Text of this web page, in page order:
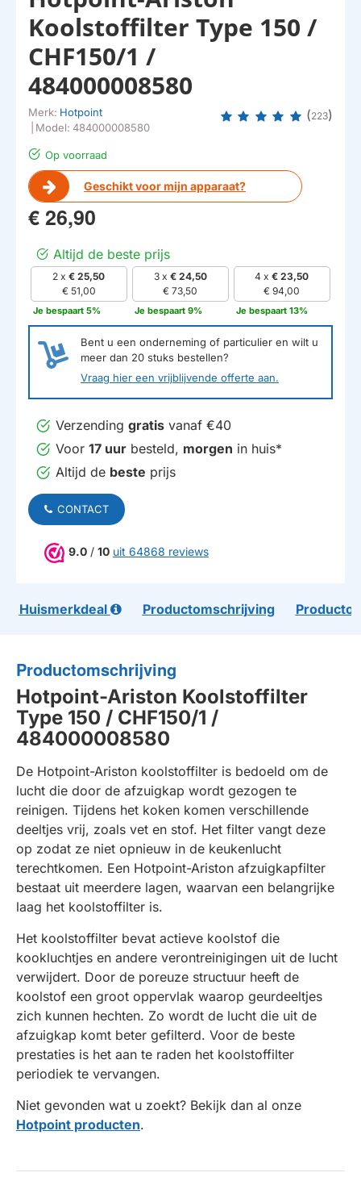
Op voorraad
Geschikt voor mijn apparaat?
Koolstoffilter Type 150 /
CHF150/1 /
484000008580
Merk: Hotpoint
Model: 484000008580
(223)
€ 26,90
Altijd de beste prijs
2 x€ 25,50
€ 51,00
Je bespaart 5%
3 x € 24,50
€ 73,50
Je bespaart 9%
4 x€ 23,50
€ 94,00
Je bespaart 13%
Bent u een onderneming of particulier en wilt u
meer dan 20 stuks bestellen?
Vraag hier een vrijblijvende offerte aan.
Verzending gratis vanaf €40
Voor 17 uur besteld, morgen in huis*
Altijd de beste prijs
CONTACT
9.0 / 10 uit 64868 reviews
Huismerkdeal Productomschrijving
Productomschrijving
Hotpoint-Ariston Koolstoffilter
Type 150 / CHF150/1 /
484000008580
De Hotpoint-Ariston koolstoffilter is bedoeld om de
lucht die door de afzuigkap wordt gezogen te
reinigen. Tijdens het koken komen verschillende
deeltjes vrij, zoals vet en stof. Het filter vangt deze
op zodat ze niet opnieuw in de keukenlucht
terechtkomen. Een Hotpoint-Ariston afzuigkapfilter
bestaat uit meerdere lagen, waarvan een belangrijke
laag het koolstoffilter is.
Het koolstoffilter bevat actieve koolstof die
kookluchtjes en andere verontreinigingen uit de lucht
verwijdert. Door de poreuze structuur heeft de
koolstof een groot oppervlak waarop geurdeeltjes
zich kunnen hechten. Zo wordt de lucht die uit de
afzuigkap komt beter gefilterd. Voor de beste
prestaties is het aan te raden het koolstoffilter
periodiek te vervangen.
Niet gevonden wat u zoekt? Bekijk dan al onze
Hotpoint producten.